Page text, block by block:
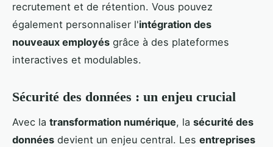
recrutement et de rétention. Vous pouvez
également personnaliser l'intégration des
nouveaux employés grâce à des plateformes
interactives et modulables.
Sécurité des données : un enjeu crucial
Avec la transformation numérique, la sécurité des
données devient un enjeu central. Les entreprises